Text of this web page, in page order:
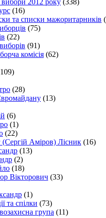
(16)
та списки мажоритарників
(75)
(22)
(91)
комісія (62)
(28)
(13)
(6)
(1)
(22)
Аміров) Лісник (16)
(13)
(2)
(18)
Вікторович (33)
(1)
та спілки (73)
група (11)